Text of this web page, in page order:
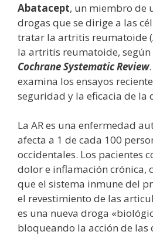
Abatacept, un miembro de
drogas que se dirige a las
tratar la artritis reumatoide
la artritis reumatoide, según
Cochrane Systematic Review
examina los ensayos
seguridad y la eficacia de la
La AR es una enfermedad
afecta a 1 de cada 100
occidentales. Los pacientes
dolor e inflamación crónica,
que el sistema inmune del
el revestimiento de las
es una nueva droga
bloqueando la acción de las